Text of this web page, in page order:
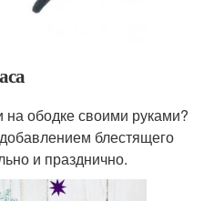
ободке своими руками?
блестящего
и празднично.